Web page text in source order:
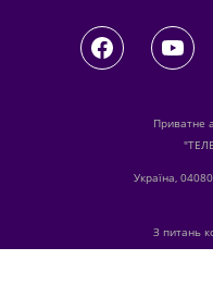
Приватне
Україна,
З питань